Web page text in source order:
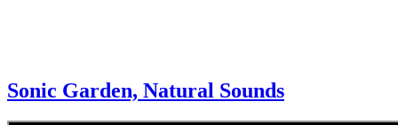
Sonic Garden, Natural Sounds